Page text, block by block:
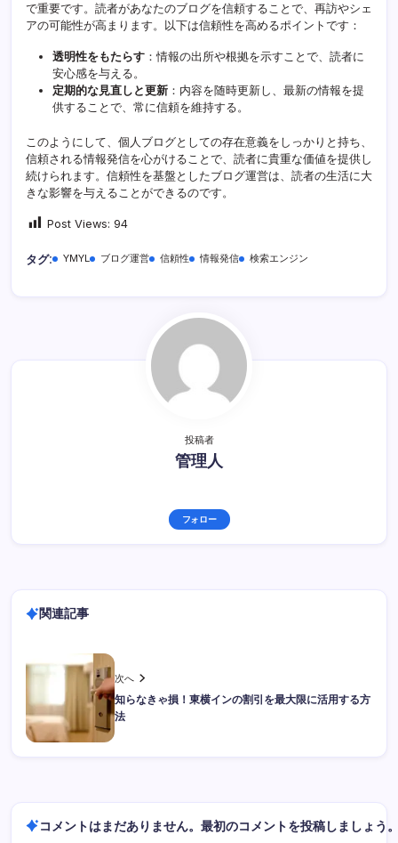
で重要です。読者があなたのブログを信頼することで、再訪やシェ
アの可能性が高まります。以下は信頼性を高めるポイントです：
透明性をもたらす ：情報の出所や根拠を示すことで、読者に
安心感を与える。
定期的な見直しと更新 ：内容を随時更新し、最新の情報を提
供することで、常に信頼を維持する。
このようにして、個人ブログとしての存在意義をしっかりと持ち、
信頼される情報発信を心がけることで、読者に貴重な価値を提供し
続けられます。信頼性を基盤としたブログ運営は、読者の生活に大
きな影響を与えることができるのです。
Post Views: 94
タグ: YMYL ブログ運営 信頼性 情報発信 検索エンジン
投稿者
管理人
フォロー
関連記事
次へ
知らなきゃ損！東横インの割引を最大限に活用する方
法
コメントはまだありません。最初のコメントを投稿しましょう